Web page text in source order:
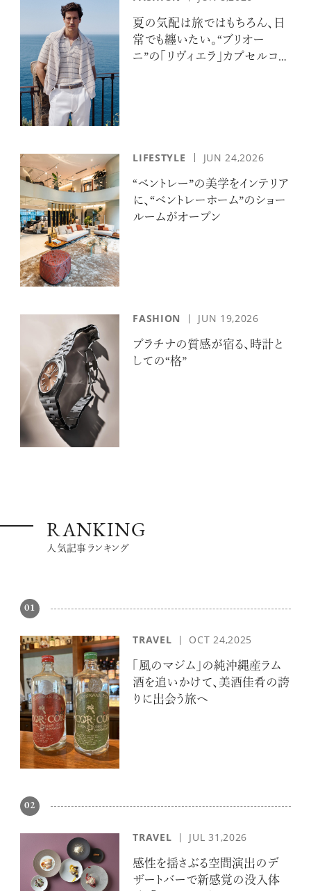
夏の気配は旅ではもちろん、日
常でも纏いたい。“ブリオー
ニ”の「リヴィエラ」カプセルコレ
LIFESTYLE JUN 24,2026
“ベントレー”の美学をインテリア
に、“ベントレーホーム”のショー
ルームがオープン
FASHION JUN 19,2026
プラチナの質感が宿る、時計と
しての“格”
RANKING
人気記事ランキング
01
TRAVEL OCT 24,2025
「風のマジム」の純沖縄産ラム
酒を追いかけて、美酒佳肴の誇
りに出会う旅へ
02
TRAVEL JUL 31,2026
感性を揺さぶる空間演出のデ
ザートバーで新感覚の没入体